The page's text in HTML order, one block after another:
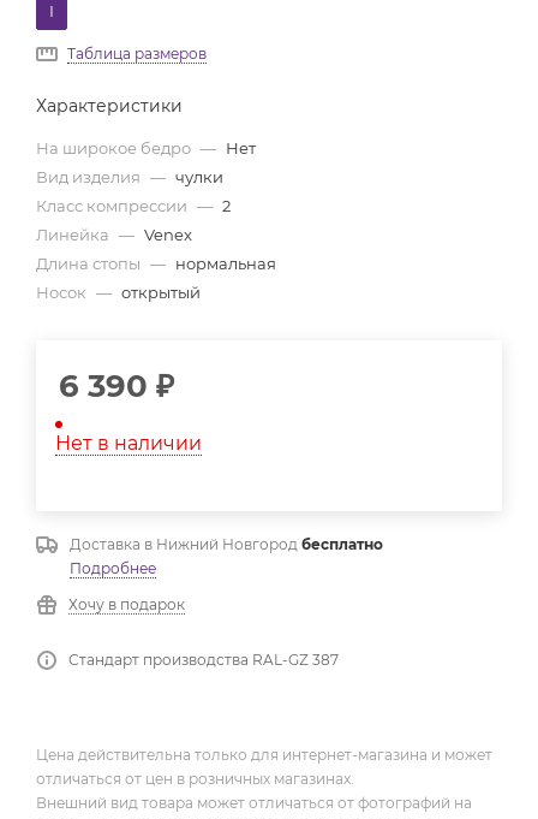
I
Таблица размеров
Характеристики
На широкое бедро — Нет
Вид изделия — чулки
Класс компрессии — 2
Линейка — Venex
Длина стопы — нормальная
Носок — открытый
6 390 ₽
Нет в наличии
Доставка в Нижний Новгород бесплатно
Подробнее
Хочу в подарок
Стандарт производства RAL-GZ 387
Цена действительна только для интернет-магазина и может
отличаться от цен в розничных магазинах.
Внешний вид товара может отличаться от фотографий на